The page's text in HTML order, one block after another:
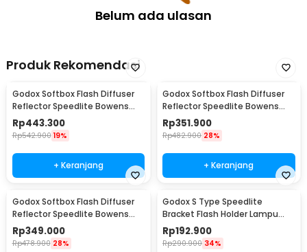
Belum ada ulasan
Produk Rekomendasi
Godox Softbox Flash Diffuser
Reflector Speedlite Bowens
Mount DSLR 80x80cm - SFUV
Rp443.300
Rp542.900 19%
+ Keranjang
Godox Softbox Flash Diffuser
Reflector Speedlite Bowens
Mount DSLR 60x60cm - SFUV
Rp351.900
Rp482.900 28%
+ Keranjang
Godox Softbox Flash Diffuser
Reflector Speedlite Bowens
Mount DSLR 50x50cm - SFUV
Rp349.000
Rp478.900 28%
Godox S Type Speedlite
Bracket Flash Holder Lampu
Kamera Bowens Mount
Rp192.900
Rp290.900 34%